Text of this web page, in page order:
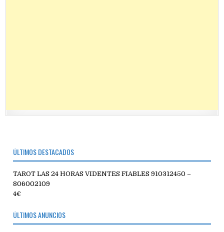
ÚLTIMOS DESTACADOS
TAROT LAS 24 HORAS VIDENTES FIABLES 910312450 –
806002109
4€
ÚLTIMOS ANUNCIOS